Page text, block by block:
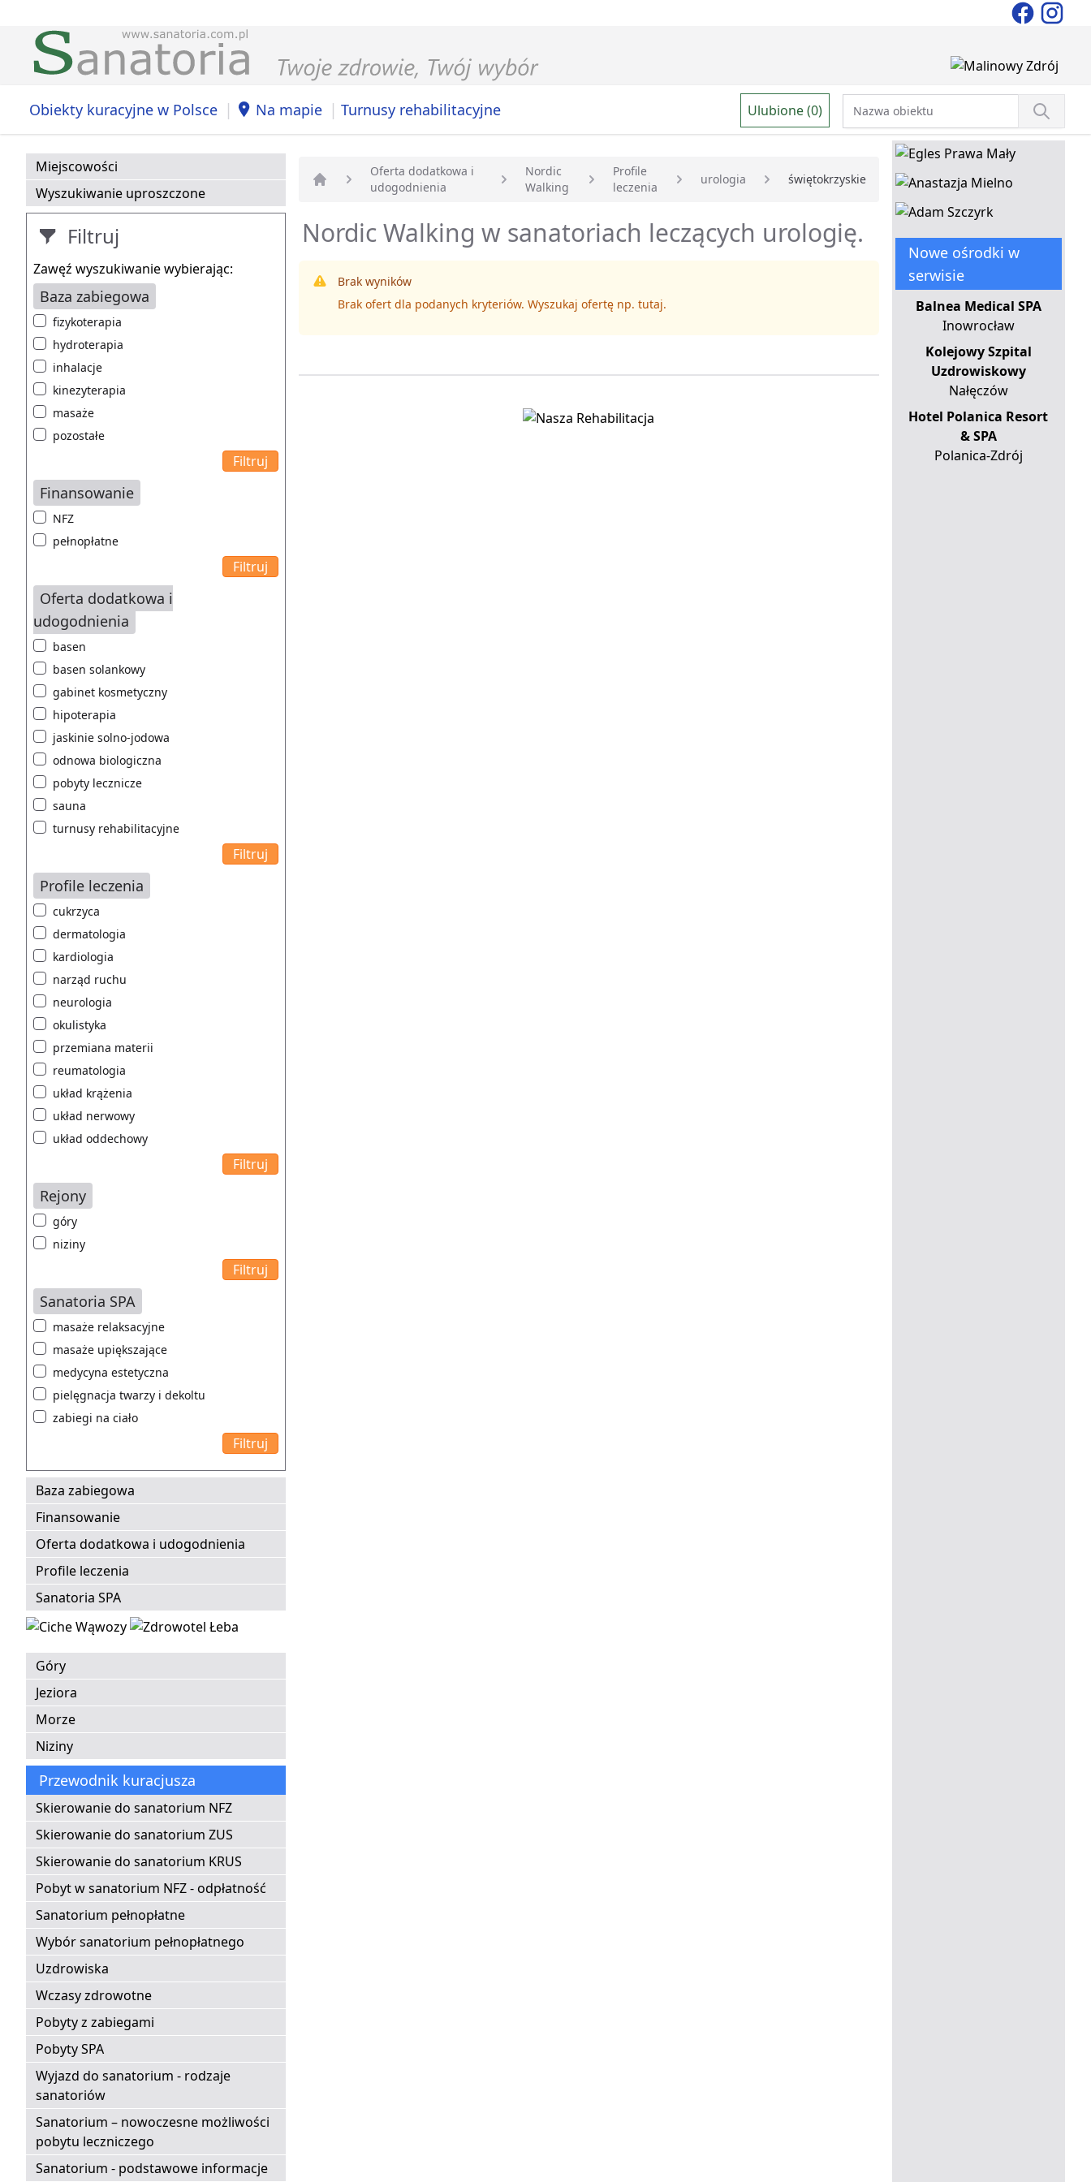
Obiekty kuracyjne w Polsce | Na mapie | Turnusy rehabilitacyjne Ulubione (0)
Miejscowości
Wyszukiwanie uproszczone
Filtruj
Zawęź wyszukiwanie wybierając:
Baza zabiegowa
fizykoterapia
hydroterapia
inhalacje
kinezyterapia
masaże
pozostałe
Finansowanie
NFZ
pełnopłatne
Oferta dodatkowa i
udogodnienia
basen
basen solankowy
gabinet kosmetyczny
hipoterapia
jaskinie solno-jodowa
odnowa biologiczna
pobyty lecznicze
sauna
turnusy rehabilitacyjne
Profile leczenia
cukrzyca
dermatologia
kardiologia
narząd ruchu
neurologia
okulistyka
przemiana materii
reumatologia
układ krążenia
układ nerwowy
układ oddechowy
Rejony
góry
niziny
Sanatoria SPA
masaże relaksacyjne
masaże upiększające
medycyna estetyczna
pielęgnacja twarzy i dekoltu
zabiegi na ciało
Baza zabiegowa
Finansowanie
Oferta dodatkowa i udogodnienia
Profile leczenia
Sanatoria SPA
Góry
Jeziora
Morze
Niziny
Przewodnik kuracjusza
Skierowanie do sanatorium NFZ
Skierowanie do sanatorium ZUS
Skierowanie do sanatorium KRUS
Pobyt w sanatorium NFZ - odpłatność
Sanatorium pełnopłatne
Wybór sanatorium pełnopłatnego
Uzdrowiska
Wczasy zdrowotne
Pobyty z zabiegami
Pobyty SPA
Wyjazd do sanatorium - rodzaje
sanatoriów
Sanatorium – nowoczesne możliwości
pobytu leczniczego
Sanatorium - podstawowe informacje
Strona główna
Oferta dodatkowa i
udogodnienia
Nordic
Walking
Profile
leczenia
urologia świętokrzyskie
Nordic Walking w sanatoriach leczących urologię.
Brak wyników
Brak ofert dla podanych kryteriów. Wyszukaj ofertę np. tutaj.
Nowe ośrodki w
serwisie
Balnea Medical SPA
Inowrocław
Kolejowy Szpital
Uzdrowiskowy
Nałęczów
Hotel Polanica Resort
& SPA
Polanica-Zdrój